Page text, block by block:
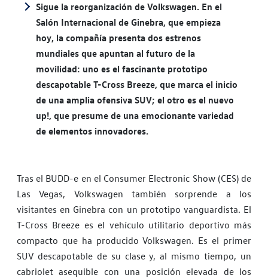
Sigue la reorganización de Volkswagen. En el
Salón Internacional de Ginebra, que empieza
hoy, la compañía presenta dos estrenos
mundiales que apuntan al futuro de la
movilidad: uno es el fascinante prototipo
descapotable T-Cross Breeze, que marca el inicio
de una amplia ofensiva SUV; el otro es el nuevo
up!, que presume de una emocionante variedad
de elementos innovadores.
Tras el BUDD-e en el Consumer Electronic Show (CES) de
Las Vegas, Volkswagen también sorprende a los
visitantes en Ginebra con un prototipo vanguardista. El
T-Cross Breeze es el vehículo utilitario deportivo más
compacto que ha producido Volkswagen. Es el primer
SUV descapotable de su clase y, al mismo tiempo, un
cabriolet asequible con una posición elevada de los